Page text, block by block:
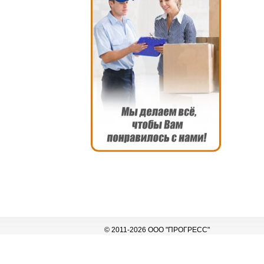
© 2011-2026 ООО "ПРОГРЕСС"